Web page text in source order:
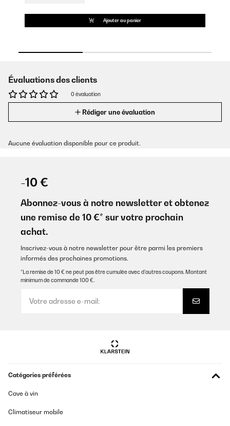
Ajouter au panier
Évaluations des clients
0 évaluation
Rédiger une évaluation
Aucune évaluation disponible pour ce produit.
-10 €
Abonnez-vous à notre newsletter et obtenez
une remise de 10 €* sur votre prochain
achat.
Inscrivez-vous à notre newsletter pour être parmi les premiers
informés des prochaines promotions.
*La remise de 10 € ne peut pas être cumulée avec d’autres coupons. Montant
minimum de commande 100 €.
Catégories préférées
Cave à vin
Climatiseur mobile